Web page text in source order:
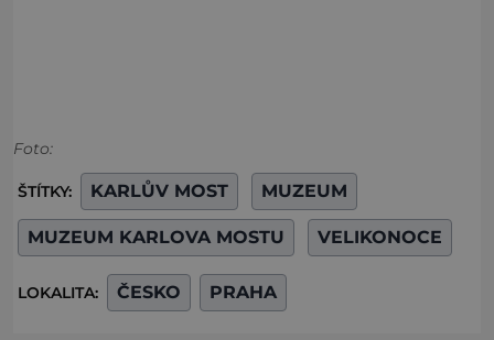
Foto:
ŠTÍTKY: KARLŮV MOST MUZEUM
MUZEUM KARLOVA MOSTU VELIKONOCE
LOKALITA: ČESKO PRAHA